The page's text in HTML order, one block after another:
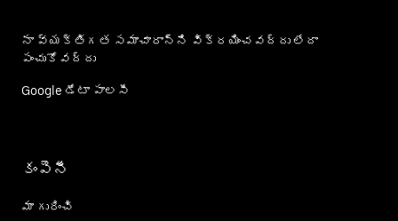
నా వ్యక్తిగత సమాచారాన్ని విక్రయించవద్దు లేదా
పంచుకోవద్దు
Google డేటా పాలసీ
కంపెనీ
మా గురించి